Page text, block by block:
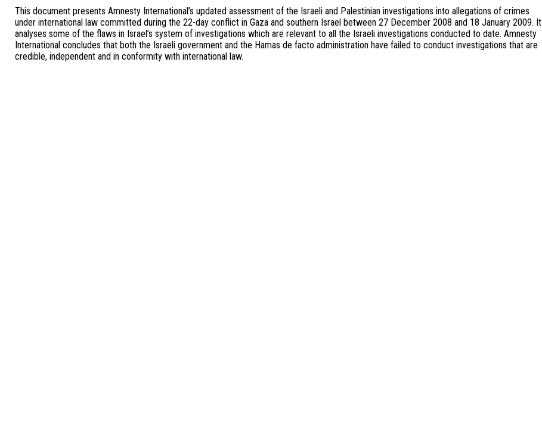
This document presents Amnesty International’s updated assessment of the Israeli and Palestinian investigations into allegations of crimes
under international law committed during the 22-day conflict in Gaza and southern Israel between 27 December 2008 and 18 January 2009. It
analyses some of the flaws in Israel’s system of investigations which are relevant to all the Israeli investigations conducted to date. Amnesty
International concludes that both the Israeli government and the Hamas de facto administration have failed to conduct investigations that are
credible, independent and in conformity with international law.